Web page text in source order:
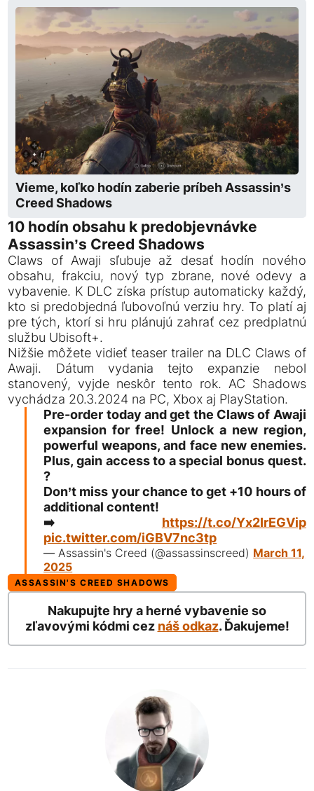
Vieme, koľko hodín zaberie príbeh Assassin’s
Creed Shadows
10 hodín obsahu k predobjevnávke
Assassin’s Creed Shadows
Claws of Awaji sľubuje až desať hodín nového
obsahu, frakciu, nový typ zbrane, nové odevy a
vybavenie. K DLC získa prístup automaticky každý,
kto si predobjedná ľubovoľnú verziu hry. To platí aj
pre tých, ktorí si hru plánujú zahrať cez predplatnú
službu Ubisoft+.
Nižšie môžete vidieť teaser trailer na DLC Claws of
Awaji. Dátum vydania tejto expanzie nebol
stanovený, vyjde neskôr tento rok. AC Shadows
vychádza 20.3.2024 na PC, Xbox aj PlayStation.
Pre-order today and get the Claws of Awaji
expansion for free! Unlock a new region,
powerful weapons, and face new enemies.
Plus, gain access to a special bonus quest.
?
Don’t miss your chance to get +10 hours of
additional content!
➡️ https://t.co/Yx2IrEGVip
pic.twitter.com/iGBV7nc3tp
— Assassin's Creed (@assassinscreed) March 11,
2025
ASSASSIN'S CREED SHADOWS
Nakupujte hry a herné vybavenie so
zľavovými kódmi cez náš odkaz. Ďakujeme!